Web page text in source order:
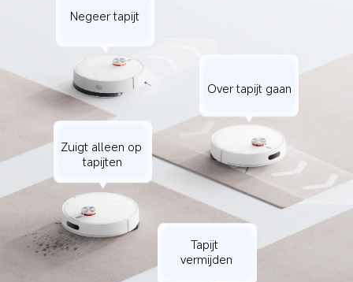
Negeer tapijt
Zuigt alleen op
tapijten
Over tapijt gaan
Tapijt
vermijden